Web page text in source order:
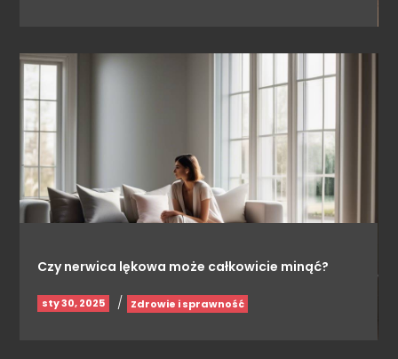
Czy nerwica lękowa może całkowicie minąć?
sty 30, 2025 / Zdrowie i sprawność